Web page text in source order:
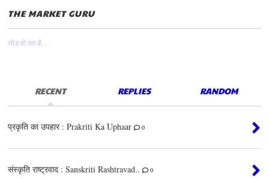
THE MARKET GURU
लोड हो रहा है. . .
RECENT REPLIES RANDOM
प्रकृति का उपहार : Prakriti Ka Uphaar 0
संस्कृति राष्ट्रवाद : Sanskriti Rashtravad.. 0